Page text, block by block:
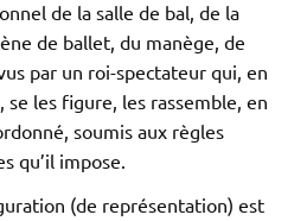
de la salle de bal, de la
de ballet, du manège, de
par un roi-spectateur qui, en
les figure, les rassemble, en
soumis aux règles
qu’il impose.
(de représentation) est